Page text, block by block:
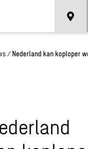
/ Nederland kan koploper